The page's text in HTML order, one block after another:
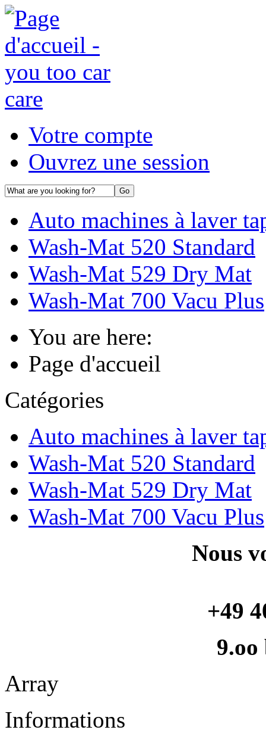
Votre compte
Ouvrez une session
Auto machines à laver
Wash-Mat 520 Standard
Wash-Mat 529 Dry Mat
Wash-Mat 700 Vacu Plus
You are here:
Page d'accueil
Catégories
Auto machines à laver
Wash-Mat 520 Standard
Wash-Mat 529 Dry Mat
Wash-Mat 700 Vacu Plus
Nous
+49
9.oo
Array
Informations